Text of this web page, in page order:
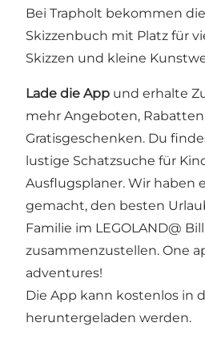
Bei Trapholt bekommen
Skizzenbuch mit Platz für
Skizzen und kleine
Lade die App und erhalte
mehr Angeboten,
Gratisgeschenken. Du
lustige Schatzsuche für
Ausflugsplaner. Wir haben
gemacht, den besten
Familie im LEGOLAND@
zusammenzustellen. One
adventures!
Die App kann kostenlos in
heruntergeladen werden.